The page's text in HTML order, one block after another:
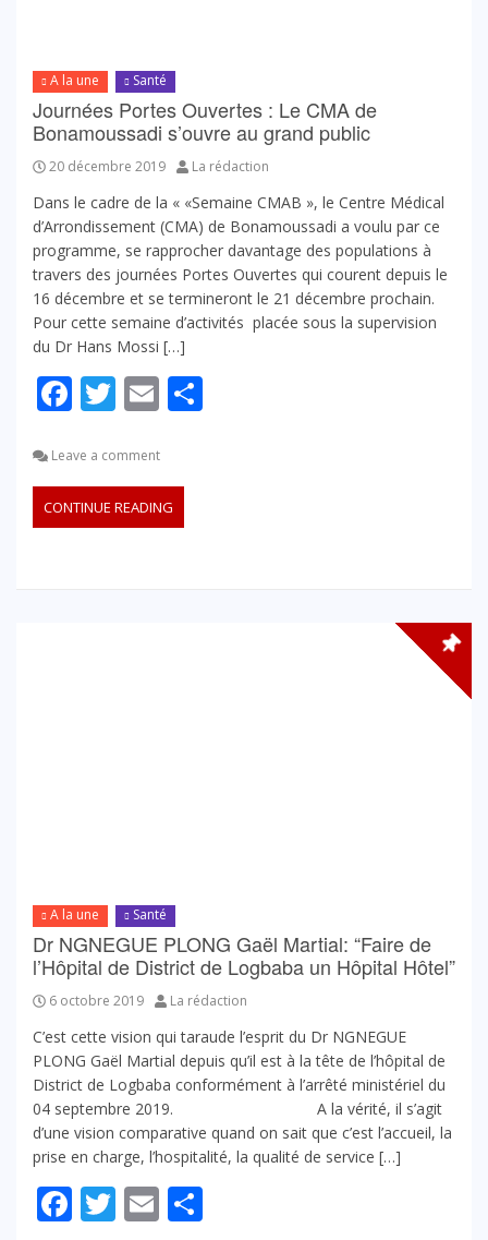
A la une Santé
Journées Portes Ouvertes : Le CMA de
Bonamoussadi s’ouvre au grand public
20 décembre 2019 La rédaction
Dans le cadre de la « «Semaine CMAB », le Centre Médical
d’Arrondissement (CMA) de Bonamoussadi a voulu par ce
programme, se rapprocher davantage des populations à
travers des journées Portes Ouvertes qui courent depuis le
16 décembre et se termineront le 21 décembre prochain.
Pour cette semaine d’activités placée sous la supervision
du Dr Hans Mossi […]
Facebook
Twitter
Email
Leave a comment
CONTINUE READING
A la une Santé
Dr NGNEGUE PLONG Gaël Martial: “Faire de
l’Hôpital de District de Logbaba un Hôpital Hôtel”
6 octobre 2019 La rédaction
C’est cette vision qui taraude l’esprit du Dr NGNEGUE
PLONG Gaël Martial depuis qu’il est à la tête de l’hôpital de
District de Logbaba conformément à l’arrêté ministériel du
04 septembre 2019. A la vérité, il s’agit
d’une vision comparative quand on sait que c’est l’accueil, la
prise en charge, l’hospitalité, la qualité de service […]
Facebook
Twitter
Email